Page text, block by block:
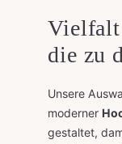
Vielfalt
die zu
Unsere
moderner
gestaltet,